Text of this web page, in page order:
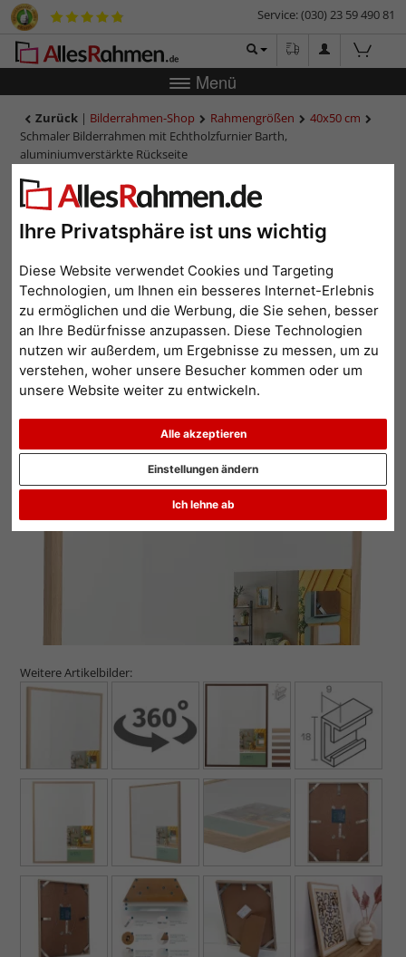
Ihre Privatsphäre ist uns wichtig
Diese Website verwendet Cookies und Targeting
Technologien, um Ihnen ein besseres Internet-Erlebnis
zu ermöglichen und die Werbung, die Sie sehen, besser
an Ihre Bedürfnisse anzupassen. Diese Technologien
nutzen wir außerdem, um Ergebnisse zu messen, um zu
verstehen, woher unsere Besucher kommen oder um
unsere Website weiter zu entwickeln.
Alle akzeptieren
Ich lehne ab
Einstellungen ändern
Service: (030) 23 59 490 81
Menü
Zurück | Bilderrahmen-Shop Rahmengrößen
40x50 cm
Schmaler Bilderrahmen mit Echtholzfurnier Barth,
aluminiumverstärkte Rückseite
Schmaler Bilderrahmen mit
Echtholzfurnier Barth,
aluminiumverstärkte
Rückseite
Weitere Artikelbilder: